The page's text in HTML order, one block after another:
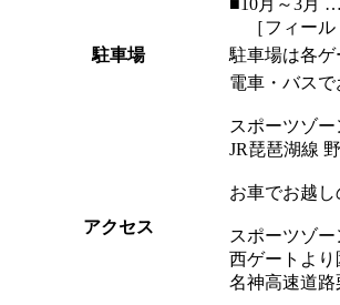
■10月～3月
［フィール
駐車場
駐車場は各ゲ
アクセス
電車・バス
スポーツゾ
JR琵琶湖線
お車でお越し
スポーツゾ
西ゲートより
名神高速道